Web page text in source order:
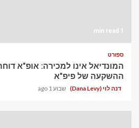
1 min read
ספורט
המונדיאל אינו למכירה: אופ"א
ההשקעה של פיפ"א
דנה לוי (Dana Levy) שבוע 1 ago